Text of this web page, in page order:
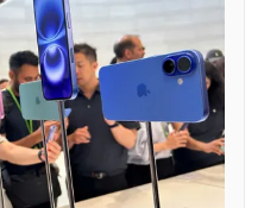
nếu không có sự chấp
VTV.vn khi phát hành lại